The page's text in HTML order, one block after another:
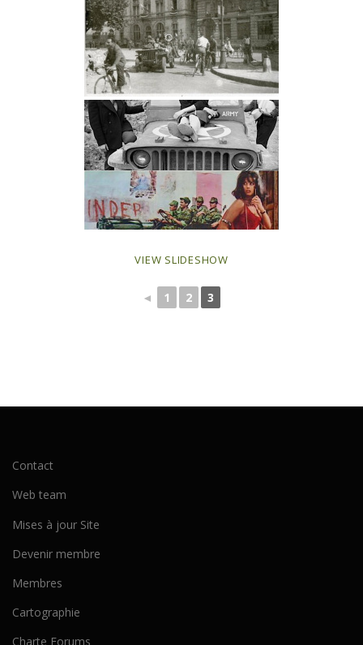
VIEW SLIDESHOW
◄ 1 2 3
Contact
Web team
Mises à jour Site
Devenir membre
Membres
Cartographie
Charte Forums